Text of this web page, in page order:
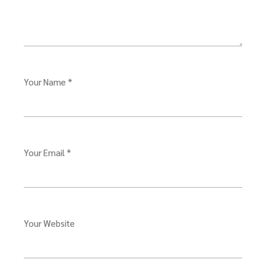
Your Name *
Your Email *
Your Website